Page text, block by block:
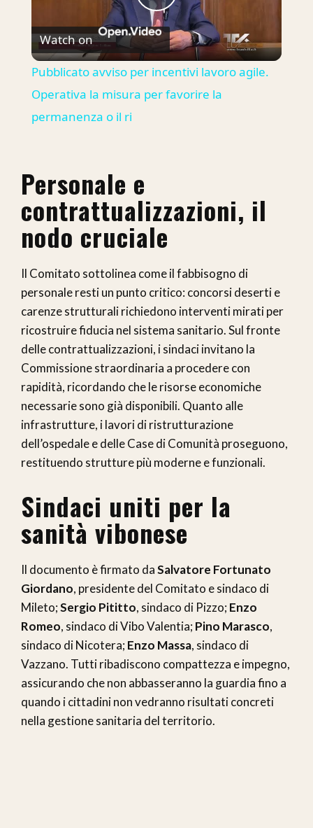
Play
Video
Watch on
Pubblicato avviso per incentivi lavoro agile.
Operativa la misura per favorire la
permanenza o il ri
Personale e
contrattualizzazioni, il
nodo cruciale
Il Comitato sottolinea come il fabbisogno di
personale resti un punto critico: concorsi deserti e
carenze strutturali richiedono interventi mirati per
ricostruire fiducia nel sistema sanitario. Sul fronte
delle contrattualizzazioni, i sindaci invitano la
Commissione straordinaria a procedere con
rapidità, ricordando che le risorse economiche
necessarie sono già disponibili. Quanto alle
infrastrutture, i lavori di ristrutturazione
dell’ospedale e delle Case di Comunità proseguono,
restituendo strutture più moderne e funzionali.
Sindaci uniti per la
sanità vibonese
Il documento è firmato daSalvatore Fortunato
Giordano, presidente del Comitato e sindaco di
Mileto;Sergio Pititto, sindaco di Pizzo; Enzo
Romeo, sindaco di Vibo Valentia; Pino Marasco,
sindaco di Nicotera; Enzo Massa, sindaco di
Vazzano. Tutti ribadiscono compattezza e impegno,
assicurando che non abbasseranno la guardia fino a
quando i cittadini non vedranno risultati concreti
nella gestione sanitaria del territorio.